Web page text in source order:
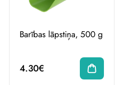
Barības lāpstiņa, 500 g
4.30€